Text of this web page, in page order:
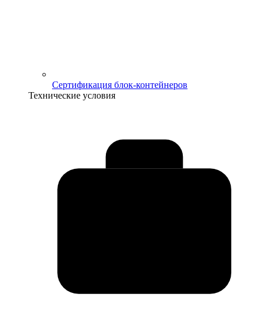
Сертификация блок-контейнеров
Технические условия